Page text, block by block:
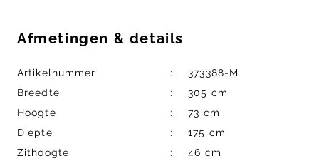
Afmetingen & details
Artikelnummer
373388-M
Breedte
305 cm
Hoogte
73 cm
Diepte
175 cm
Zithoogte
46 cm